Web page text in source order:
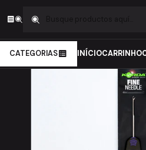
CATEGORIAS INÍCIOCARRINHO
Korda Fine Latch Needle 7 cm (purple)